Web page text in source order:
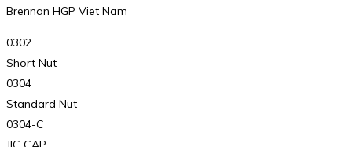
Brennan HGP Viet Nam
0302
Short Nut
0304
Standard Nut
0304-C